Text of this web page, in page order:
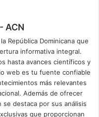
ACN
República Dominicana que
informativa integral.
hasta avances científicos y
web es tu fuente confiable
más relevantes
Además de ofrecer
se destaca por sus análisis
que proporcionan